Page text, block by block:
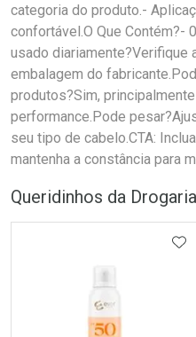
categoria do produto.-
confortável.O Que Contém?-
usado diariamente?Verifique
embalagem do
produtos?Sim,
performance.Pode
seu tipo de cabelo.CTA:
mantenha a constância para
Queridinhos da Drogaria